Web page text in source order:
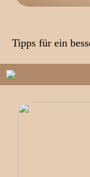
Tipps für ein